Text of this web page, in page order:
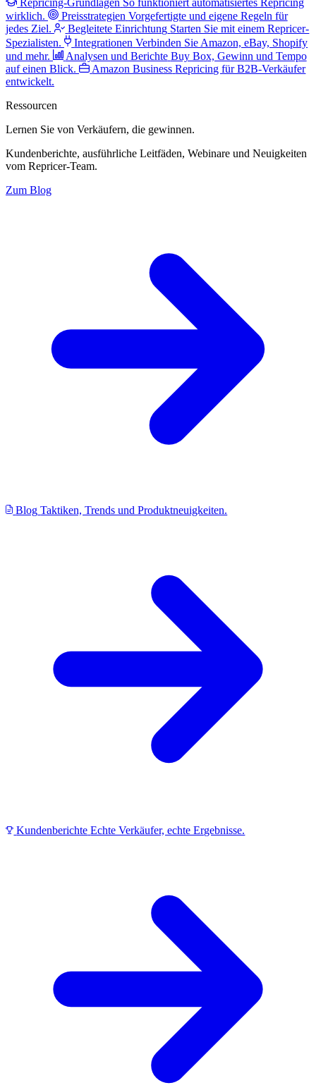
Repricing-Grundlagen So funktioniert automatisiertes Repricing
wirklich.
Preisstrategien Vorgefertigte und eigene Regeln für
jedes Ziel.
Begleitete Einrichtung Starten Sie mit einem Repricer-
Spezialisten.
Integrationen Verbinden Sie Amazon, eBay, Shopify
und mehr.
Analysen und Berichte Buy Box, Gewinn und Tempo
auf einen Blick.
Amazon Business Repricing für B2B-Verkäufer
entwickelt.
Ressourcen
Lernen Sie von Verkäufern, die gewinnen.
Kundenberichte, ausführliche Leitfäden, Webinare und Neuigkeiten
vom Repricer-Team.
Zum Blog
Blog Taktiken, Trends und Produktneuigkeiten.
Kundenberichte Echte Verkäufer, echte Ergebnisse.